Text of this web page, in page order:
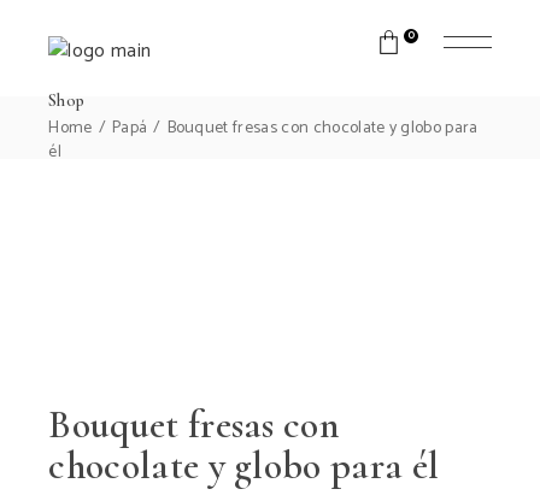
0
Shop
Home Papá
Bouquet fresas con chocolate y globo para
él
Bouquet fresas con
chocolate y globo para él